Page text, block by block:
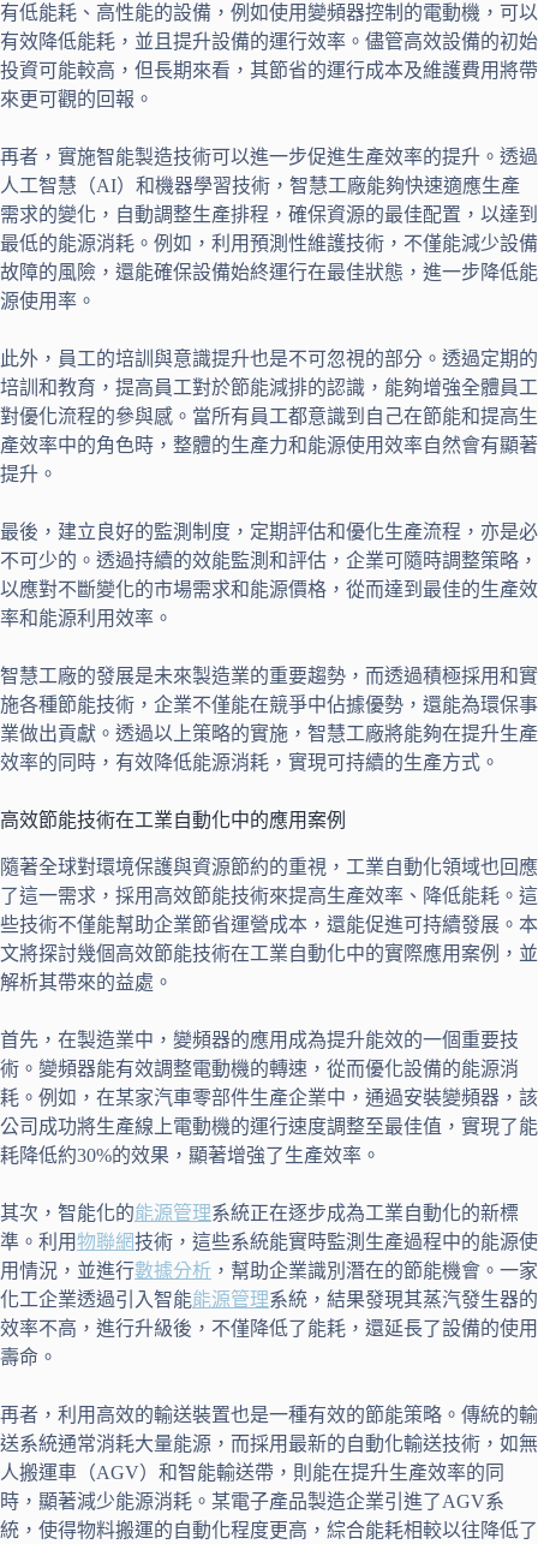
有低能耗、高性能的設備，例如使用變頻器控制的電動機，可以
有效降低能耗，並且提升設備的運行效率。儘管高效設備的初始
投資可能較高，但長期來看，其節省的運行成本及維護費用將帶
來更可觀的回報。
再者，實施智能製造技術可以進一步促進生產效率的提升。透過
人工智慧（AI）和機器學習技術，智慧工廠能夠快速適應生產
需求的變化，自動調整生產排程，確保資源的最佳配置，以達到
最低的能源消耗。例如，利用預測性維護技術，不僅能減少設備
故障的風險，還能確保設備始終運行在最佳狀態，進一步降低能
源使用率。
此外，員工的培訓與意識提升也是不可忽視的部分。透過定期的
培訓和教育，提高員工對於節能減排的認識，能夠增強全體員工
對優化流程的參與感。當所有員工都意識到自己在節能和提高生
產效率中的角色時，整體的生產力和能源使用效率自然會有顯著
提升。
最後，建立良好的監測制度，定期評估和優化生產流程，亦是必
不可少的。透過持續的效能監測和評估，企業可隨時調整策略，
以應對不斷變化的市場需求和能源價格，從而達到最佳的生產效
率和能源利用效率。
智慧工廠的發展是未來製造業的重要趨勢，而透過積極採用和實
施各種節能技術，企業不僅能在競爭中佔據優勢，還能為環保事
業做出貢獻。透過以上策略的實施，智慧工廠將能夠在提升生產
效率的同時，有效降低能源消耗，實現可持續的生產方式。
高效節能技術在工業自動化中的應用案例
隨著全球對環境保護與資源節約的重視，工業自動化領域也回應
了這一需求，採用高效節能技術來提高生產效率、降低能耗。這
些技術不僅能幫助企業節省運營成本，還能促進可持續發展。本
文將探討幾個高效節能技術在工業自動化中的實際應用案例，並
解析其帶來的益處。
首先，在製造業中，變頻器的應用成為提升能效的一個重要技
術。變頻器能有效調整電動機的轉速，從而優化設備的能源消
耗。例如，在某家汽車零部件生產企業中，通過安裝變頻器，該
公司成功將生產線上電動機的運行速度調整至最佳值，實現了能
耗降低約30%的效果，顯著增強了生產效率。
其次，智能化的能源管理系統正在逐步成為工業自動化的新標
準。利用物聯網技術，這些系統能實時監測生產過程中的能源使
用情況，並進行數據分析 ，幫助企業識別潛在的節能機會。一家
化工企業透過引入智能能源管理系統，結果發現其蒸汽發生器的
效率不高，進行升級後，不僅降低了能耗，還延長了設備的使用
壽命。
再者，利用高效的輸送裝置也是一種有效的節能策略。傳統的輸
送系統通常消耗大量能源，而採用最新的自動化輸送技術，如無
人搬運車（AGV）和智能輸送帶，則能在提升生產效率的同
時，顯著減少能源消耗。某電子產品製造企業引進了AGV系
統，使得物料搬運的自動化程度更高，綜合能耗相較以往降低了